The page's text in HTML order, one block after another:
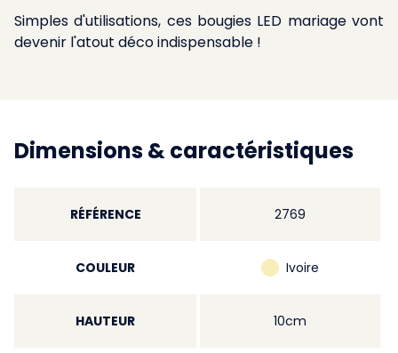
Simples d'utilisations, ces bougies LED mariage vont
devenir l'atout déco indispensable !
Dimensions & caractéristiques
RÉFÉRENCE 2769
COULEUR Ivoire
HAUTEUR 10cm